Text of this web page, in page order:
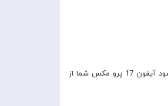
یکی از مهم‌ترین مزایای قاب Youngkit Tow Rabbit طراحی فانتزی و سرزنده آن است. طرح خرگوش زرد حس شادی، انرژی و لطافت را به گوشی اضافه می‌کند و باعث می‌شود آیفون 17 پرو مکس شما از